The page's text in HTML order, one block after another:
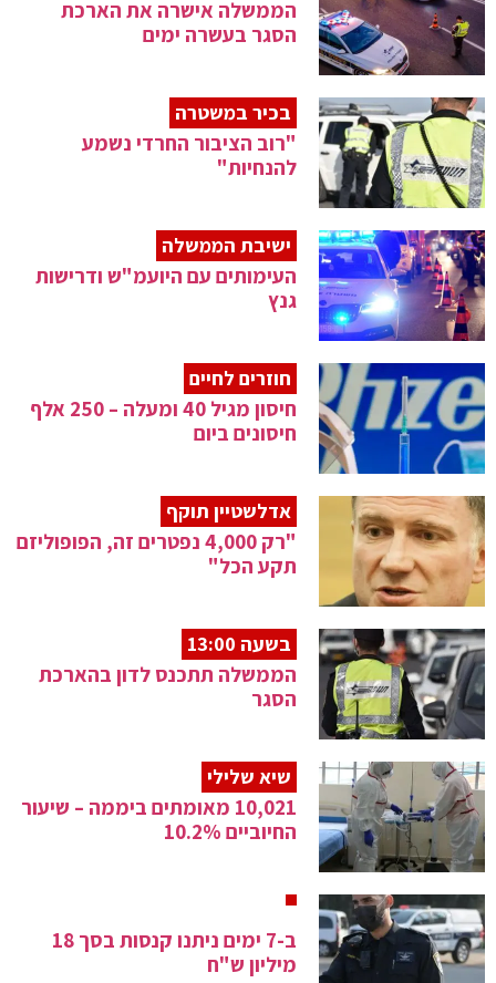
הממשלה אישרה את הארכת
הסגר בעשרה ימים
בכיר במשטרה
"רוב הציבור החרדי נשמע
להנחיות"
ישיבת הממשלה
העימותים עם היועמ"ש ודרישות
גנץ
חוזרים לחיים
חיסון מגיל 40 ומעלה – 250 אלף
חיסונים ביום
אדלשטיין תוקף
"רק 4,000 נפטרים זה, הפופוליזם
תקע הכל"
בשעה 13:00
הממשלה תתכנס לדון בהארכת
הסגר
שיא שלילי
10,021 מאומתים ביממה – שיעור
החיוביים 10.2%
ב-7 ימים ניתנו קנסות בסך 18
מיליון ש"ח